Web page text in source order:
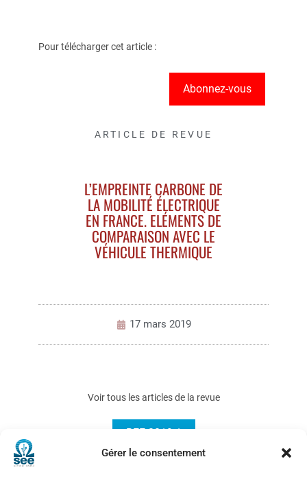
Gérer le consentement
Pour télécharger cet article :
Abonnez-vous
ARTICLE DE REVUE
L’EMPREINTE CARBONE DE
LA MOBILITÉ ÉLECTRIQUE
EN FRANCE. ELÉMENTS DE
COMPARAISON AVEC LE
VÉHICULE THERMIQUE
17 mars 2019
Voir tous les articles de la revue
REE 2019-1